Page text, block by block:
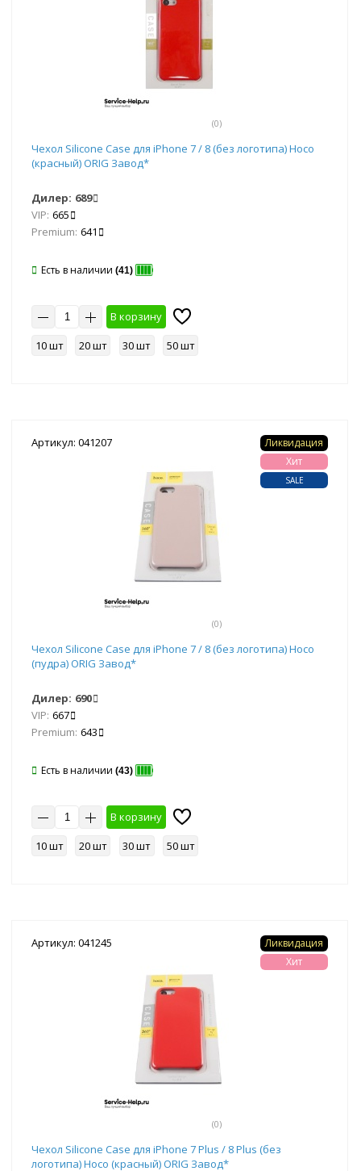
(0)
Чехол Silicone Case для iPhone 7 / 8 (без логотипа) Hoco
(красный) ORIG Завод*
Дилер: 689
VIP: 665
Premium: 641
Есть в наличии (41)
В корзину
10 шт
20 шт 30 шт 50 шт
Артикул: 041207
(0)
Ликвидация
Хит
SALE
Чехол Silicone Case для iPhone 7 / 8 (без логотипа) Hoco
(пудра) ORIG Завод*
Дилер: 690
VIP: 667
Premium: 643
Есть в наличии (43)
В корзину
10 шт
20 шт 30 шт 50 шт
Артикул: 041245
(0)
Ликвидация
Хит
Чехол Silicone Case для iPhone 7 Plus / 8 Plus (без
логотипа) Hoco (красный) ORIG Завод*